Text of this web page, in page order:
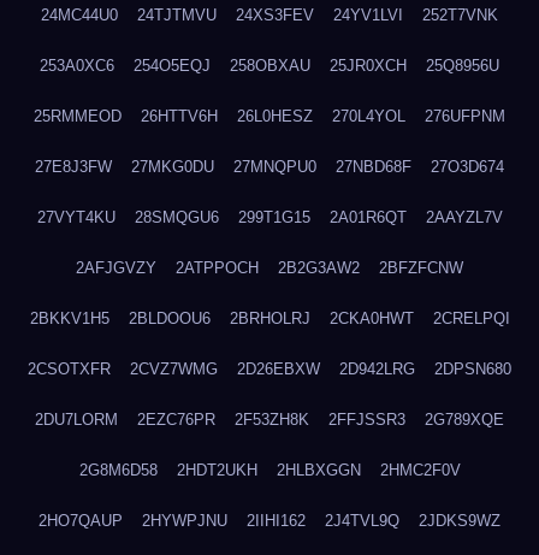
24MC44U0 24TJTMVU 24XS3FEV 24YV1LVI 252T7VNK
253A0XC6 254O5EQJ 258OBXAU 25JR0XCH 25Q8956U
25RMMEOD 26HTTV6H 26L0HESZ 270L4YOL 276UFPNM
27E8J3FW 27MKG0DU 27MNQPU0 27NBD68F 27O3D674
27VYT4KU 28SMQGU6 299T1G15 2A01R6QT 2AAYZL7V
2AFJGVZY 2ATPPOCH 2B2G3AW2 2BFZFCNW
2BKKV1H5 2BLDOOU6 2BRHOLRJ 2CKA0HWT 2CRELPQI
2CSOTXFR 2CVZ7WMG 2D26EBXW 2D942LRG 2DPSN680
2DU7LORM 2EZC76PR 2F53ZH8K 2FFJSSR3 2G789XQE
2G8M6D58 2HDT2UKH 2HLBXGGN 2HMC2F0V
2HO7QAUP 2HYWPJNU 2IIHI162 2J4TVL9Q 2JDKS9WZ